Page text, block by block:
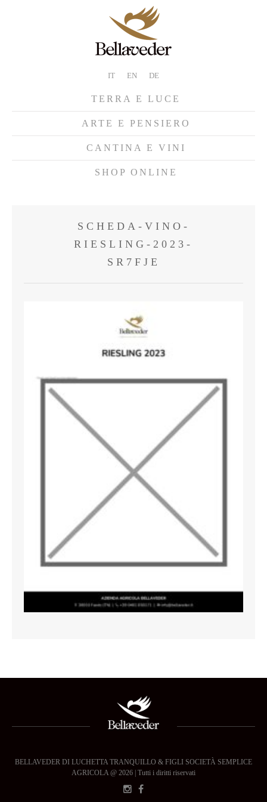
IT EN DE
TERRA E LUCE
ARTE E PENSIERO
CANTINA E VINI
SHOP ONLINE
SCHEDA-VINO-
RIESLING-2023-
SR7FJE
BELLAVEDER DI LUCHETTA TRANQUILLO & FIGLI SOCIETÀ SEMPLICE
AGRICOLA @ 2026 | Tutti i diritti riservati